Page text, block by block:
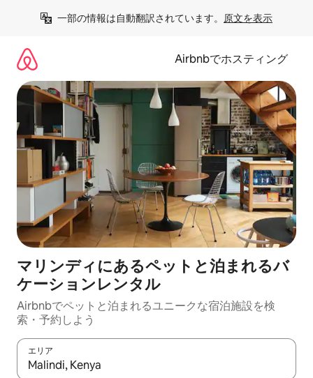
一部の情報は自動翻訳されています。 原文を表示
Airbnbでホスティング
マリンディにあるペットと泊まれるバ
ケーションレンタル
Airbnbでペットと泊まれるユニークな宿泊施設を検
索・予約しよう
エリア
検索結果が表示されたら、上下の矢印キーを使って移動するか